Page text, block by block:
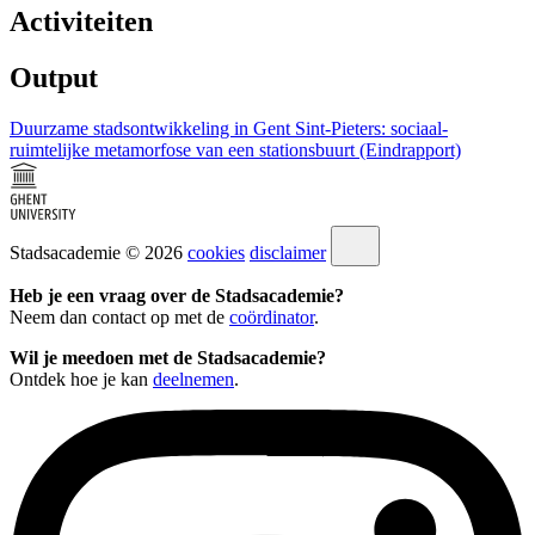
Activiteiten
Output
Duurzame stadsontwikkeling in Gent Sint-Pieters: sociaal-
ruimtelijke metamorfose van een stationsbuurt (Eindrapport)
Stadsacademie © 2026 cookies disclaimer
Heb je een vraag over de Stadsacademie?
Neem dan contact op met de coördinator.
Wil je meedoen met de Stadsacademie?
Ontdek hoe je kan deelnemen.